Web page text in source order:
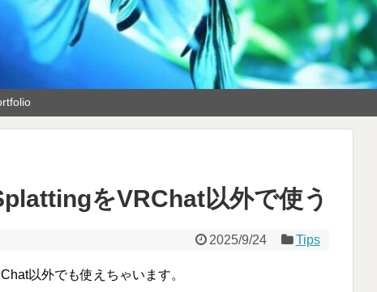
をVRChat以外で使う
2025/9/24 Tips
以外でも使えちゃいます。